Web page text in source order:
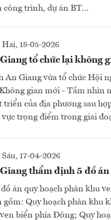
công trình, dự án BT...
18-05-2026
tổ chức lại không
An Giang vừa tổ chức Hội
gian mới - Tầm nhìn
triển của địa phương sau
trọng điểm trong giai
17-04-2026
thẩm định 5 đồ án
đồ án quy hoạch phân khu
gồm: Quy hoạch phân khu
biển phía Đông; Quy